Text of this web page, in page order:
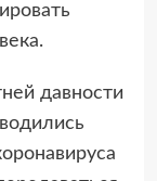
давности